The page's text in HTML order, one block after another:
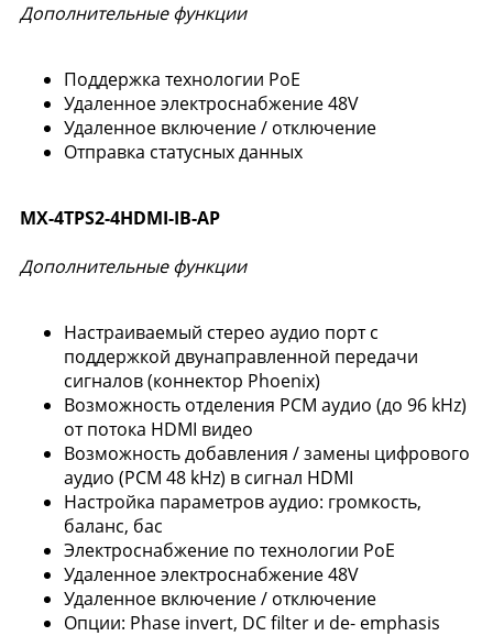
Дополнительные функции
Поддержка технологии PoE
Удаленное электроснабжение 48V
Удаленное включение / отключение
Отправка статусных данных
MX-4TPS2-4HDMI-IB-AP
Дополнительные функции
Настраиваемый стерео аудио порт с
поддержкой двунаправленной передачи
сигналов (коннектор Phoenix)
Возможность отделения PCM аудио (до 96 kHz)
от потока HDMI видео
Возможность добавления / замены цифрового
аудио (PCM 48 kHz) в сигнал HDMI
Настройка параметров аудио: громкость,
баланс, бас
Электроснабжение по технологии PoE
Удаленное электроснабжение 48V
Удаленное включение / отключение
Опции: Phase invert, DC filter и de- emphasis